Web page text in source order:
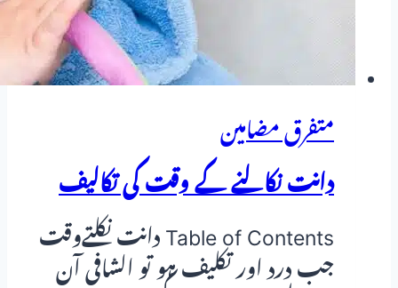
متفرق مضامین
دانت نکالنے کے وقت کی تکالیف
Table of Contents دانت نکلتےوقت
جب درد اور تکلیف ہو تو الشافی آن